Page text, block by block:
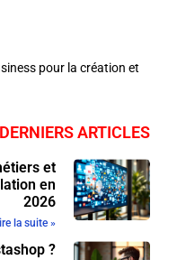
pour la création et
DERNIERS ARTICLES
et
en
2026
la suite »
?